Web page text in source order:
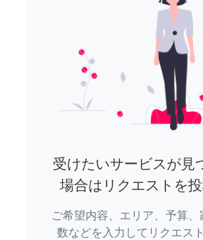
受けたいサービスが見
場合はリクエストを
ご希望内容、エリア、予算、
数などを入力してリクエス